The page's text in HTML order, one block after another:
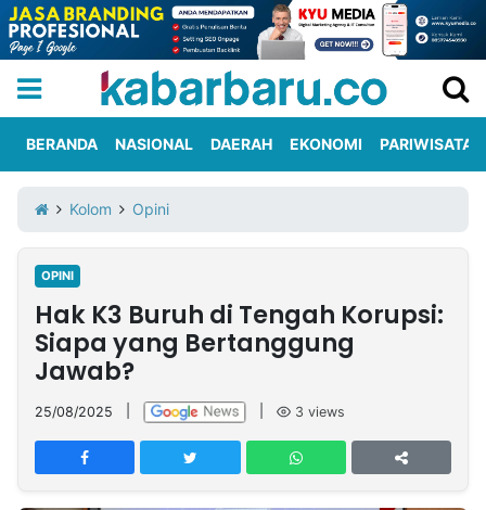
Iklan
Berita
Kami
Nasional
International
Olahraga
Entertainment
Daerah
Pariwisata
Kuliner
Kolom
Network
PT
TREETAN
BERANDA NASIONAL DAERAH EKONOMI PARIWISATA
Kolom Opini
OPINI
Hak K3 Buruh di Tengah Korupsi:
Siapa yang Bertanggung
Jawab?
25/08/2025 3 views